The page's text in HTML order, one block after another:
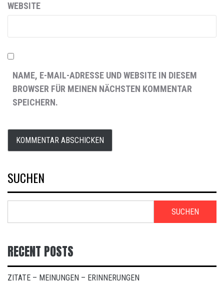
WEBSITE
NAME, E-MAIL-ADRESSE UND WEBSITE IN DIESEM
BROWSER FÜR MEINEN NÄCHSTEN KOMMENTAR
SPEICHERN.
SUCHEN
SUCHEN
RECENT POSTS
ZITATE – MEINUNGEN – ERINNERUNGEN